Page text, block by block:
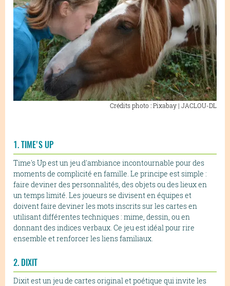
Crédits photo : Pixabay | JACLOU-DL
1. TIME'S UP
Time's Up est un jeu d'ambiance incontournable pour des
moments de complicité en famille. Le principe est simple :
faire deviner des personnalités, des objets ou des lieux en
un temps limité. Les joueurs se divisent en équipes et
doivent faire deviner les mots inscrits sur les cartes en
utilisant différentes techniques : mime, dessin, ou en
donnant des indices verbaux. Ce jeu est idéal pour rire
ensemble et renforcer les liens familiaux.
2. DIXIT
Dixit est un jeu de cartes original et poétique qui invite les